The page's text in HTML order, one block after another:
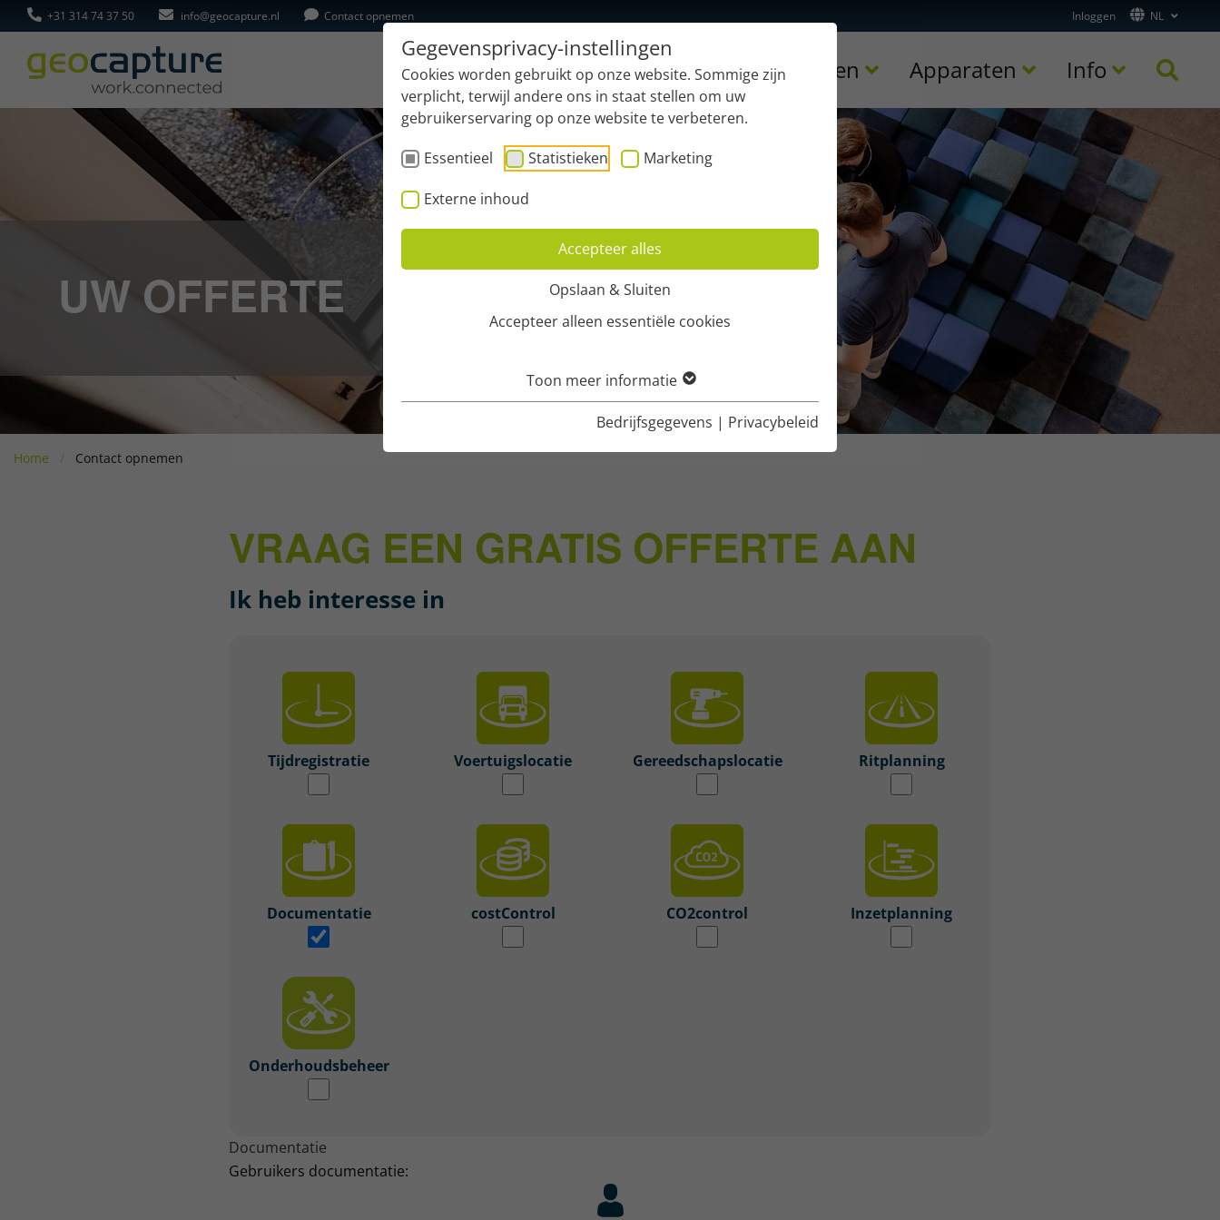
Gegevensprivacy-instellingen
Cookies worden gebruikt op onze website. Sommige zijn
verplicht, terwijl andere ons in staat stellen om uw
gebruikerservaring op onze website te verbeteren.
Essentieel
Statistieken Marketing
Externe inhoud
Accepteer alles
Opslaan & Sluiten
Accepteer alleen essentiële cookies
Toon meer informatie
Bedrijfsgegevens | Privacybeleid
+31 314 74 37 50 info@geocapture.nl Contact opnemen Inloggen NL
Nieuw: geonardo.ai Functies Sectoren Apparaten Info
UW OFFERTE
Home Contact opnemen
VRAAG EEN GRATIS OFFERTE AAN
Ik heb interesse in
Tijdregistratie Voertuigslocatie Gereedschapslocatie Ritplanning
Documentatie costControl CO2control Inzetplanning
Onderhoudsbeheer
Documentatie
Gebruikers documentatie: